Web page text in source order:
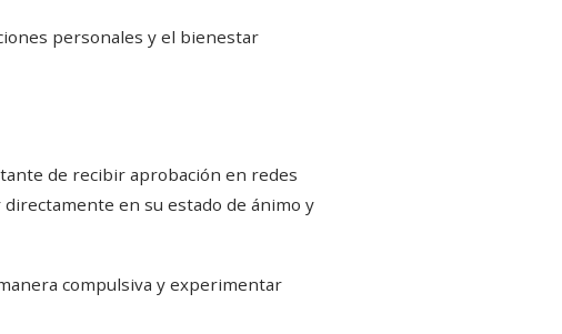
personales y el bienestar
de recibir aprobación en redes
en su estado de ánimo y
compulsiva y experimentar